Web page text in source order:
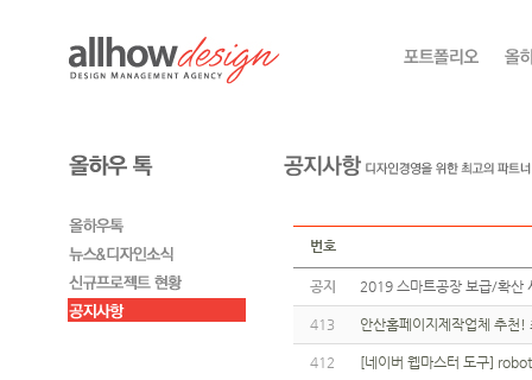
번호
공지 2019 스마트공장 보급/확
413 안산홈페이지제작업체 추천!
412 [네이버 웹마스터 도구]